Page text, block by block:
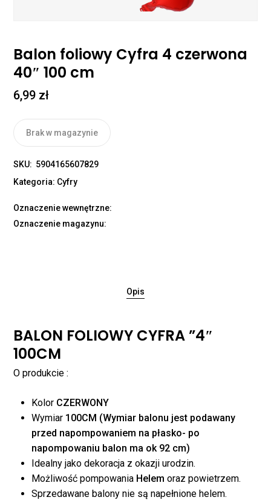
Balon foliowy Cyfra 4 czerwona
40″ 100 cm
6,99 zł
Brak w magazynie
SKU: 5904165607829
Kategoria: Cyfry
Oznaczenie wewnętrzne:
Oznaczenie magazynu:
Opis
BALON FOLIOWY CYFRA ”4″
100CM
O produkcie :
Kolor CZERWONY
Wymiar 100CM (Wymiar balonu jest podawany
przed napompowaniem na płasko- po
napompowaniu balon ma ok 92 cm)
Idealny jako dekoracja z okazji urodzin.
Możliwość pompowania Helem oraz powietrzem.
Sprzedawane balony nie są napełnione helem.